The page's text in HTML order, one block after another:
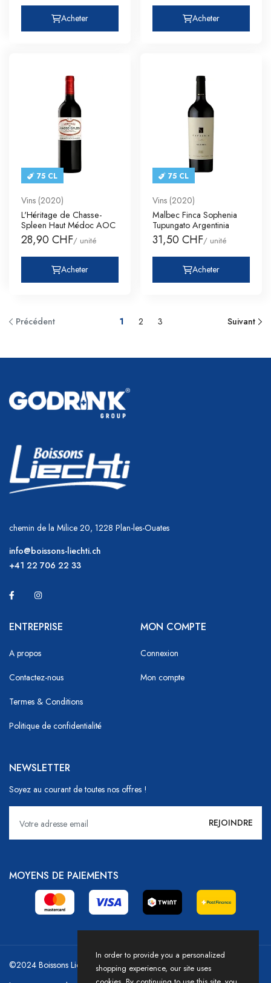
Acheter Acheter
75 CL
Vins (2020)
L'Héritage de Chasse-
Spleen Haut Médoc AOC
28,90 CHF/ unité
Acheter
75 CL
Vins (2020)
Malbec Finca Sophenia
Tupungato Argentinia
31,50 CHF/ unité
Acheter
Précédent 1 2 3 Suivant
chemin de la Milice 20, 1228 Plan-les-Ouates
info@boissons-liechti.ch
+41 22 706 22 33
ENTREPRISE
A propos
Contactez-nous
Termes & Conditions
Politique de confidentialité
MON COMPTE
Connexion
Mon compte
NEWSLETTER
Soyez au courant de toutes nos offres !
MOYENS DE PAIEMENTS
©2024 Boissons Liechti - GoDrink Group / Powered by HICASS
In order to provide you a personalized
shopping experience, our site uses